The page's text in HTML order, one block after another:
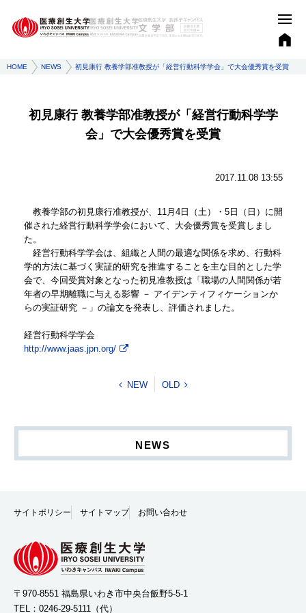
HOME NEWS 初見康行 教養学部准教授が「経営行動科学学会」で大会優秀賞を受賞
初見康行 教養学部准教授が「経営行動科学学
会」で大会優秀賞を受賞
2017.11.08 13:55
教養学部の初見康行准教授が、11月4日（土）・5日（日）に開
催された経営行動科学学会において、大会優秀賞を受賞しまし
た。
経営行動科学学会は、組織と人間の最適な関係を求め、行動科
学的方法に基づく実証的研究を推進することを主な目的とした学
会で、今回受賞対象となった初見准教授は「職場の人間関係が若
年者の早期離職に与える影響 － アイデンティフィケーションか
らの実証研究 －」の論文を発表し、評価されました。
経営行動科学学会
http://www.jaas.jpn.org/
NEW OLD
NEWS
サイトポリシー サイトマップ お問い合わせ
〒970-8551 福島県いわき市中央台飯野5-5-1
TEL： 0246-29-5111 （代）